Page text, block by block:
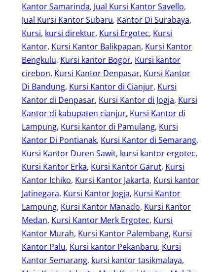
Kantor Samarinda, Jual Kursi Kantor Savello
Jual Kursi Kantor Subaru, Kantor Di Surabaya
Kursi, kursi direktur, Kursi Ergotec, Kursi
Kantor, Kursi Kantor Balikpapan, Kursi Kantor
Bengkulu, Kursi kantor Bogor, Kursi kantor
cirebon, Kursi Kantor Denpasar, Kursi Kantor
Di Bandung, Kursi Kantor di Cianjur, Kursi
Kantor di Denpasar, Kursi Kantor di Jogja, Kursi
Kantor di kabupaten cianjur, Kursi Kantor di
Lampung, Kursi kantor di Pamulang, Kursi
Kantor Di Pontianak, Kursi Kantor di Semarang
Kursi Kantor Duren Sawit, kursi kantor ergotec
Kursi Kantor Erka, Kursi Kantor Garut, Kursi
Kantor Ichiko, Kursi Kantor Jakarta, Kursi kantor
Jatinegara, Kursi Kantor Jogja, Kursi Kantor
Lampung, Kursi Kantor Manado, Kursi Kantor
Medan, Kursi Kantor Merk Ergotec, Kursi
Kantor Murah, Kursi Kantor Palembang, Kursi
Kantor Palu, Kursi kantor Pekanbaru, Kursi
Kantor Semarang, kursi kantor tasikmalaya